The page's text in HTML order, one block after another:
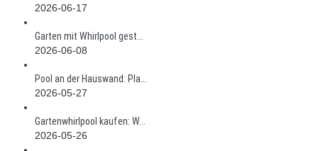
2026-06-17
Garten mit Whirlpool gest...
2026-06-08
Pool an der Hauswand: Pla...
2026-05-27
Gartenwhirlpool kaufen: W...
2026-05-26